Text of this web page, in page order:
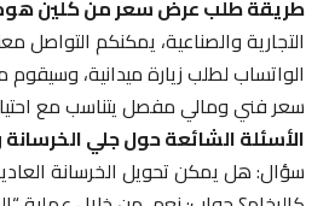
طريقة طلب عرض سعر من كلين
التجارية والصناعية، يمكنكم التواصل
الواتساب لطلب زيارة ميدانية، وسيقوم
سعر فني ومالي مفصل يتناسب مع
الأسئلة الشائعة حول جلي الخرسانة
سؤال: هل يمكن تحويل الخرسانة العادية